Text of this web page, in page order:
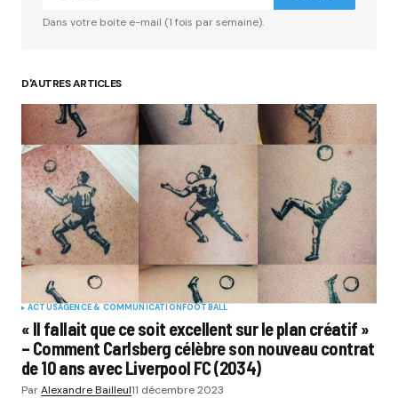
Dans votre boite e-mail (1 fois par semaine).
D'AUTRES ARTICLES
ACTUSAGENCE & COMMUNICATIONFOOTBALL
« Il fallait que ce soit excellent sur le plan créatif »
– Comment Carlsberg célèbre son nouveau contrat
de 10 ans avec Liverpool FC (2034)
ParAlexandre Bailleul11 décembre 2023